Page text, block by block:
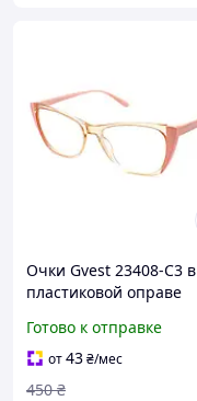
Очки Gvest 23408-C3 в
пластиковой оправе
Готово к отправке
от43₴/мес
450 ₴